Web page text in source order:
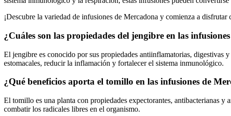
¡Descubre la variedad de infusiones de Mercadona y comienza a disfrutar
¿Cuáles son las propiedades del jengibre en las
El jengibre es conocido por sus propiedades antiinflamatorias, digestivas
estomacales, reducir la inflamación y fortalecer el sistema inmunológico.
¿Qué beneficios aporta el tomillo en las infusiones de
El tomillo es una planta con propiedades expectorantes, antibacterianas
combatir los radicales libres en el organismo.